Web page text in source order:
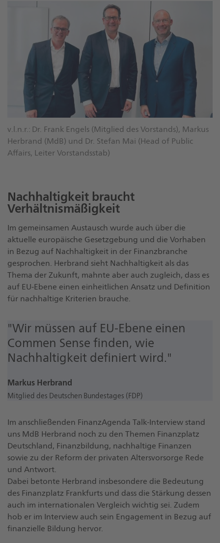
v.l.n.r.: Dr. Frank Engels (Mitglied des Vorstands), Markus
Herbrand (MdB) und Dr. Stefan Mai (Head of Public
Affairs, Leiter Vorstandsstab)
Nachhaltigkeit braucht
Verhältnismäßigkeit
Im gemeinsamen Austausch wurde auch über die
aktuelle europäische Gesetzgebung und die Vorhaben
in Bezug auf Nachhaltigkeit in der Finanzbranche
gesprochen. Herbrand sieht Nachhaltigkeit als das
Thema der Zukunft, mahnte aber auch zugleich, dass es
auf EU-Ebene einen einheitlichen Ansatz und Definition
für nachhaltige Kriterien brauche.
Im anschließenden FinanzAgenda Talk-Interview stand
uns MdB Herbrand noch zu den Themen Finanzplatz
Deutschland, Finanzbildung, nachhaltige Finanzen
sowie zu der Reform der privaten Altersvorsorge Rede
und Antwort.
Dabei betonte Herbrand insbesondere die Bedeutung
des Finanzplatz Frankfurts und dass die Stärkung dessen
auch im internationalen Vergleich wichtig sei. Zudem
hob er im Interview auch sein Engagement in Bezug auf
finanzielle Bildung hervor.